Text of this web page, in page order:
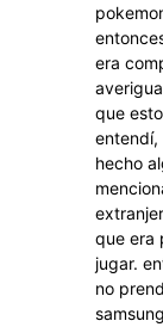
era
que
entendí,
hecho
que era
jugar.
no